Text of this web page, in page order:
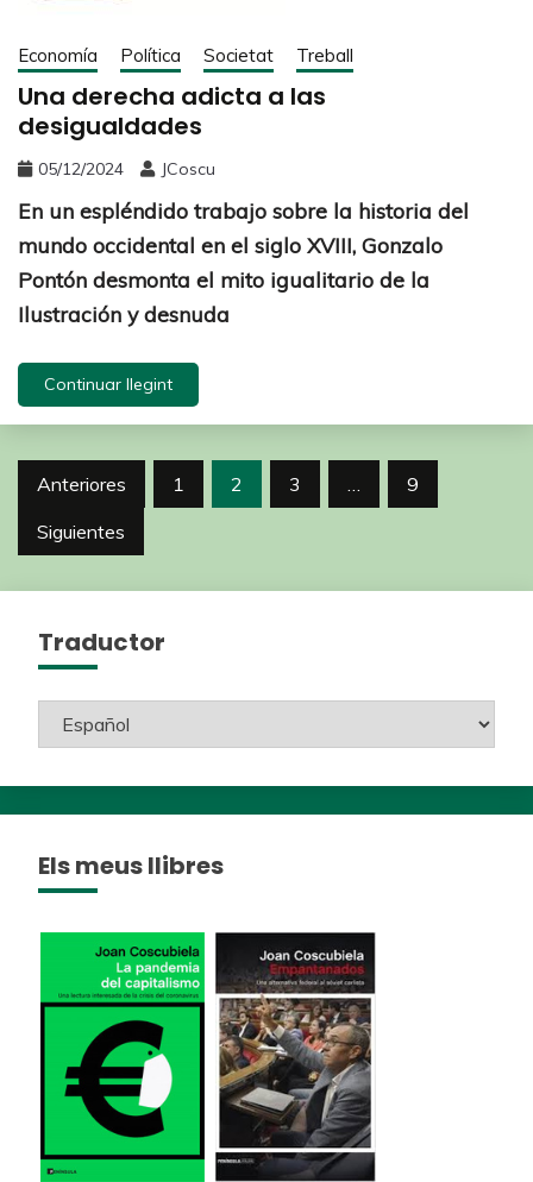
Economía Política Societat Treball
Una derecha adicta a las
desigualdades
05/12/2024 JCoscu
En un espléndido trabajo sobre la historia del
mundo occidental en el siglo XVIII, Gonzalo
Pontón desmonta el mito igualitario de la
Ilustración y desnuda
Continuar llegint
Anteriores 1 2 3 …
9
Siguientes
Traductor
Els meus llibres